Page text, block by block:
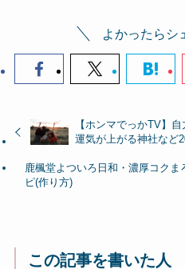
よかったらシ
【ホンマでっかTV】
運気が上がる神社など
鹿楓堂よついろ日和・濃厚コクま
ピ(作り方)
この記事を書いた人